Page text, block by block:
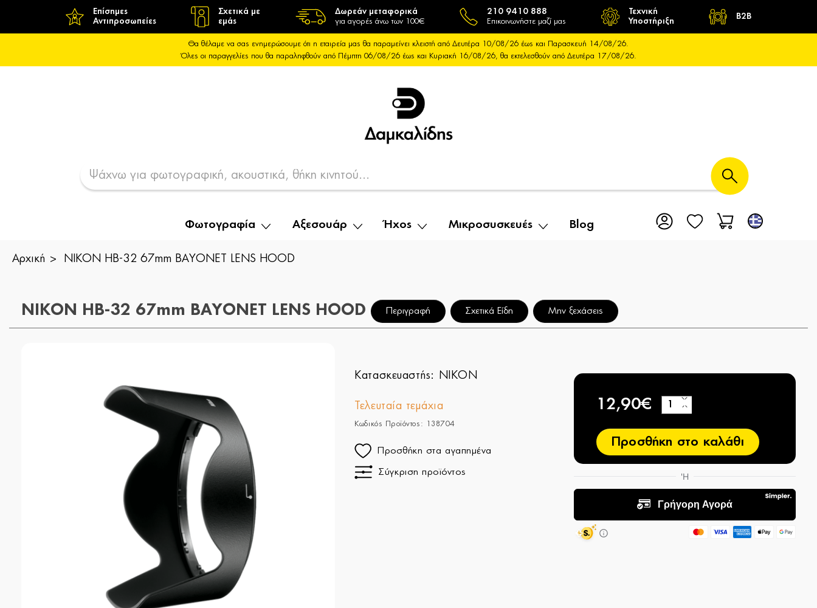
Επίσημες
Αντιπροσωπείες
Σχετικά με
εμάς
Δωρεάν μεταφορικά
για αγορές άνω των 100€
210 9410 888
Επικοινωνήστε μαζί μας
Τεχνική
Υποστήριξη
B2B
Θα θέλαμε να σας ενημερώσουμε ότι η εταιρεία μας θα παραμείνει κλειστή από Δευτέρα 10/08/26 έως και Παρασκευή 14/08/26.
Όλες οι παραγγελίες που θα παραληφθούν από Πέμπτη 06/08/26 έως και Κυριακή 16/08/26, θα εκτελεσθούν από Δευτέρα 17/08/26.
Φωτογραφία Αξεσουάρ Ήχος Μικροσυσκευές Blog
Αρχική NIKON HB-32 67mm BAYONET LENS HOOD
NIKON HB-32 67mm BAYONET LENS HOOD Περιγραφή Σχετικά Είδη Μην ξεχάσεις
Κατασκευαστής: NIKON
Τελευταία τεμάχια
Κωδικός Προϊόντος: 138704
Προσθήκη στα αγαπημένα
Σύγκριση προϊόντος
12,90€ −
+
Προσθήκη στο καλάθι